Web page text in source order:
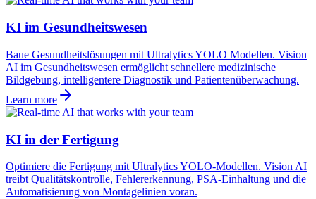
KI im Gesundheitswesen
Baue Gesundheitslösungen mit Ultralytics YOLO Modellen. Vision
AI im Gesundheitswesen ermöglicht schnellere medizinische
Bildgebung, intelligentere Diagnostik und Patientenüberwachung.
Learn more
KI in der Fertigung
Optimiere die Fertigung mit Ultralytics YOLO-Modellen. Vision AI
treibt Qualitätskontrolle, Fehlererkennung, PSA-Einhaltung und die
Automatisierung von Montagelinien voran.